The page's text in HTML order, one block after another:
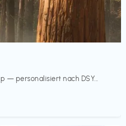
— personalisiert nach DSY...